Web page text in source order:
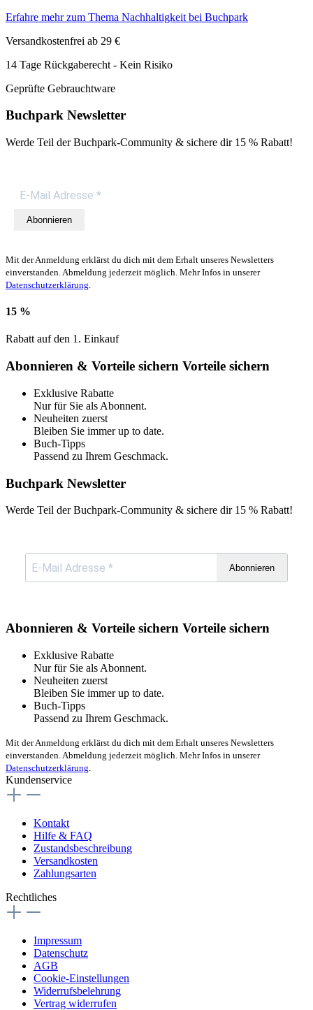
Erfahre mehr zum Thema Nachhaltigkeit bei Buchpark
Versandkostenfrei ab 29 €
14 Tage Rückgaberecht - Kein Risiko
Geprüfte Gebrauchtware
Buchpark Newsletter
Werde Teil der Buchpark-Community & sichere dir 15 % Rabatt!
Abonnieren
Mit der Anmeldung erklärst du dich mit dem Erhalt unseres Newsletters
einverstanden. Abmeldung jederzeit möglich. Mehr Infos in unserer
Datenschutzerklärung
15 %
Rabatt auf den 1. Einkauf
Abonnieren & Vorteile sichern Vorteile sichern
Exklusive Rabatte
Nur für Sie als Abonnent.
Neuheiten zuerst
Bleiben Sie immer up to date.
Buch-Tipps
Passend zu Ihrem Geschmack.
Buchpark Newsletter
Werde Teil der Buchpark-Community & sichere dir 15 % Rabatt!
Abonnieren
Abonnieren & Vorteile sichern Vorteile sichern
Exklusive Rabatte
Nur für Sie als Abonnent.
Neuheiten zuerst
Bleiben Sie immer up to date.
Buch-Tipps
Passend zu Ihrem Geschmack.
Mit der Anmeldung erklärst du dich mit dem Erhalt unseres Newsletters
einverstanden. Abmeldung jederzeit möglich. Mehr Infos in unserer
Datenschutzerklärung
Kundenservice
Kontakt
Hilfe & FAQ
Zustandsbeschreibung
Versandkosten
Zahlungsarten
Rechtliches
Impressum
Datenschutz
AGB
Cookie-Einstellungen
Widerrufsbelehrung
Vertrag widerrufen